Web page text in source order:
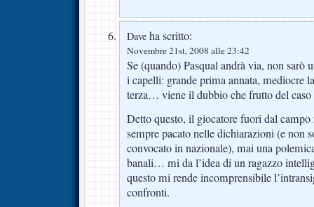
Dave ha scritto:
Novembre 21st, 2008 alle 23:42
Se (quando) Pasqual andrà via, non sarò
i capelli: grande prima annata, mediocre
terza… viene il dubbio che frutto del
Detto questo, il giocatore fuori dal
sempre pacato nelle dichiarazioni (e non
convocato in nazionale), mai una
banali… mi da l’idea di un ragazzo
questo mi rende incomprensibile
confronti.